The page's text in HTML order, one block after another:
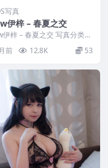
写真
伊梓 – 春夏之交
伊梓 – 春夏之交 写真分类：
参与模特：洛桑w伊梓 [资
]：[...
前 12.8K 53